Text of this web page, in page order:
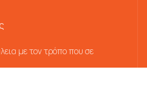
με τον τρόπο που σε